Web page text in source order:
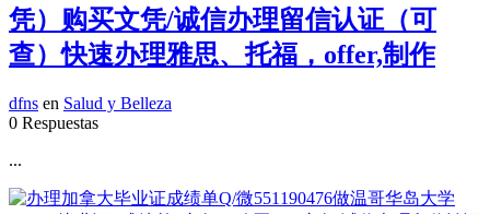
凭）购买文凭/诚信办理留信认证（可
查）快速办理雅思、托福，offer,制作
dfns en Salud y Belleza
0 Respuestas
...